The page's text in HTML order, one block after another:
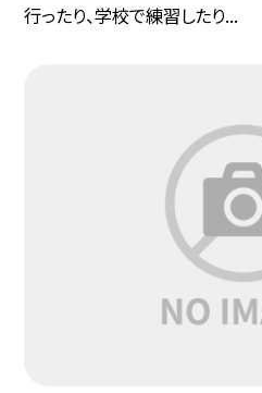
行ったり、学校で練習したり...